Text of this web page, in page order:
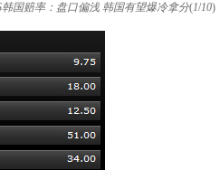
韩国赔率：盘口偏浅 韩国有望爆冷拿分(1/10)